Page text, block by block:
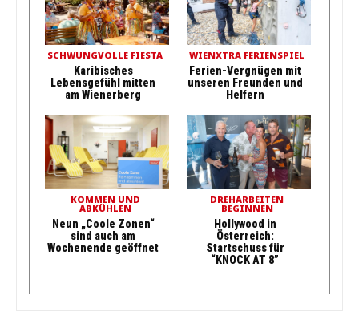
SCHWUNGVOLLE FIESTA
Karibisches
Lebensgefühl mitten
am Wienerberg
WIENXTRA FERIENSPIEL
Ferien-Vergnügen mit
unseren Freunden und
Helfern
KOMMEN UND
ABKÜHLEN
Neun „Coole Zonen“
sind auch am
Wochenende geöffnet
DREHARBEITEN
BEGINNEN
Hollywood in
Österreich:
Startschuss für
“KNOCK AT 8”